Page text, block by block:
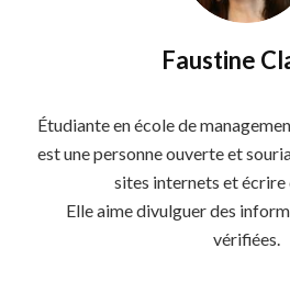
Faustine
Étudiante en école de
est une personne ouverte et
sites internets et écrire
Elle aime divulguer des
vérifiées.